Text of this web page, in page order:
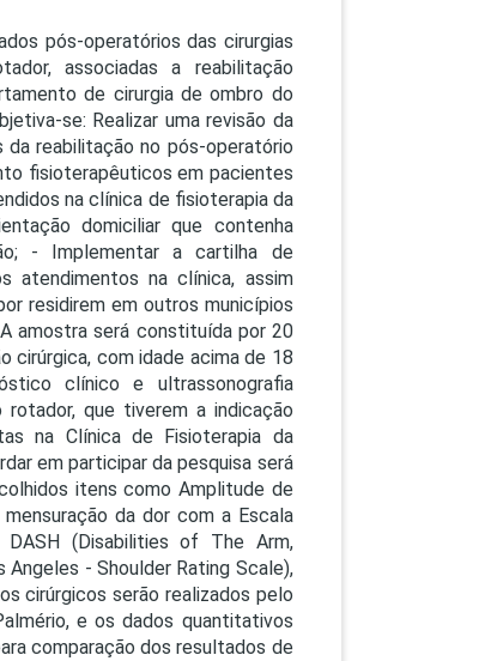
pós-operatórios das cirurgias
associadas a reabilitação
de cirurgia de ombro do
se: Realizar uma revisão da
reabilitação no pós-operatório
fisioterapêuticos em pacientes
na clínica de fisioterapia da
domiciliar que contenha
- Implementar a cartilha de
atendimentos na clínica, assim
residirem em outros municípios
amostra será constituída por 20
cirúrgica, com idade acima de 18
clínico e ultrassonografia
que tiverem a indicação
na Clínica de Fisioterapia da
em participar da pesquisa será
itens como Amplitude de
da dor com a Escala
DASH (Disabilities of The Arm,
Angeles - Shoulder Rating Scale),
cirúrgicos serão realizados pelo
e os dados quantitativos
comparação dos resultados de